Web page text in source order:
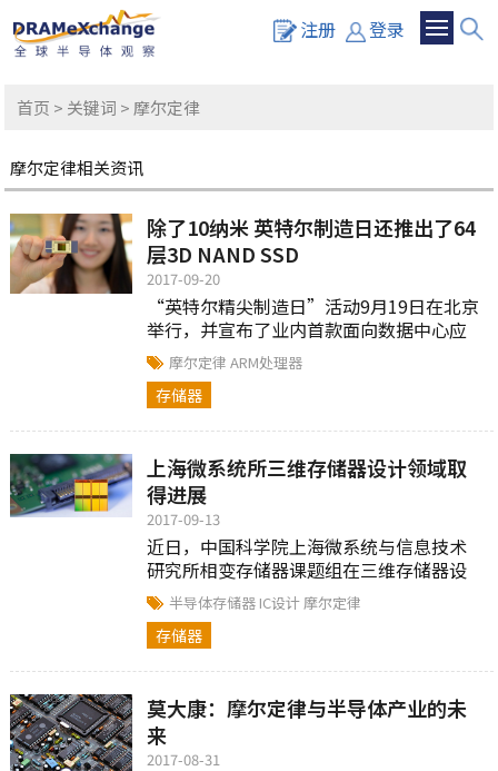
注册 登录
首页 > 关键词 > 摩尔定律
摩尔定律相关资讯
除了10纳米 英特尔制造日还推出了64
层3D NAND SSD
2017-09-20
“英特尔精尖制造日”活动9月19日在北京
举行，并宣布了业内首款面向数据中心应
用的64层3D NAND产品已实现商用并出
货。
摩尔定律ARM处理器
存储器
上海微系统所三维存储器设计领域取
得进展
2017-09-13
近日，中国科学院上海微系统与信息技术
研究所相变存储器课题组在三维存储器设
计领域取得进展。
半导体存储器 IC设计 摩尔定律
存储器
莫大康：摩尔定律与半导体产业的未
来
2017-08-31